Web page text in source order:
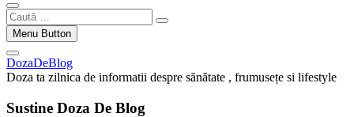
Caută
…Menu Button
DozaDeBlog
Doza ta zilnica de informatii despre sănătate , frumusețe si lifestyle
Sustine Doza De Blog